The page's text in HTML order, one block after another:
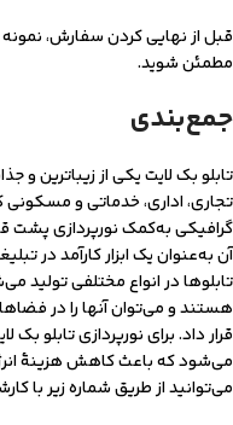
قبل از نهایی کردن سفارش، نمونه
مطمئن شوید.
جمع‌بندی
تابلو بک لایت یکی از زیباترین
تجاری، اداری، خدماتی و مسکونی
گرافیکی به‌کمک نورپردازی پشت
آن به‌عنوان یک ابزار کارآمد در
تابلوها در انواع مختلفی تولید
هستند و می‌توان آنها را در
می‌شود که باعث کاهش هزینۀ
می‌توانید از طریق شماره زیر با